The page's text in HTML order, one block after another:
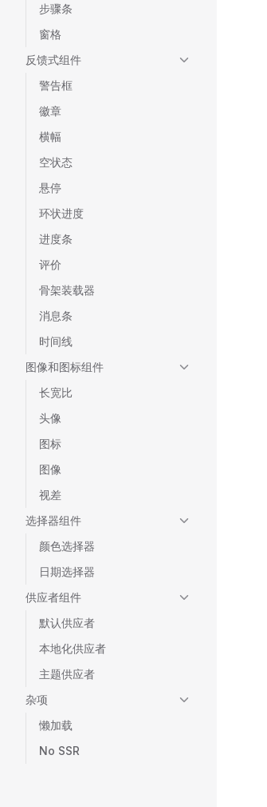
步骤条
窗格
反馈式组件
警告框
徽章
横幅
空状态
悬停
环状进度
进度条
评价
骨架装载器
消息条
时间线
图像和图标组件
长宽比
头像
图标
图像
视差
选择器组件
颜色选择器
日期选择器
供应者组件
默认供应者
本地化供应者
主题供应者
杂项
懒加载
No SSR